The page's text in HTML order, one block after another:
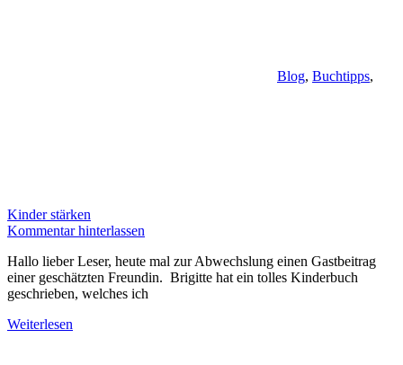
Blog, Buchtipps,
Kinder stärken
Kommentar hinterlassen
Hallo lieber Leser, heute mal zur Abwechslung einen Gastbeitrag
einer geschätzten Freundin. Brigitte hat ein tolles Kinderbuch
geschrieben, welches ich
Weiterlesen